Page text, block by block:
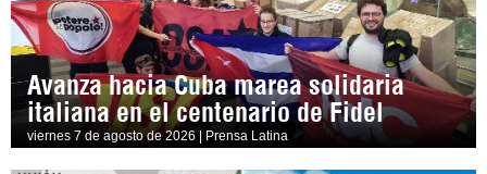
Avanza hacia Cuba marea solidaria
italiana en el centenario de Fidel
viernes 7 de agosto de 2026 | Prensa Latina